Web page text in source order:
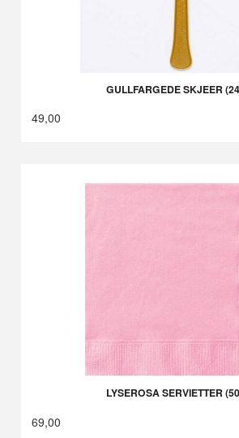
GULLFARGEDE SKJEER
49,00
LYSEROSA SERVIETTER
69,00